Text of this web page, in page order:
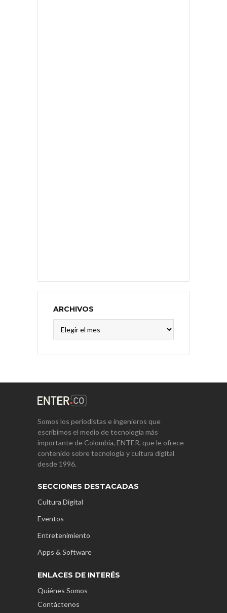
ARCHIVOS
Somos los periodistas e ingenieros que
escribimos el medio de tecnología más
importante de Colombia, ENTER, que le ofrece
contenido sobre tecnología y cultura digital
desde 1996.
SECCIONES DESTACADAS
Cultura Digital
Eventos
Entretenimiento
Apps & Software
ENLACES DE INTERÉS
Quiénes Somos
Contáctenos